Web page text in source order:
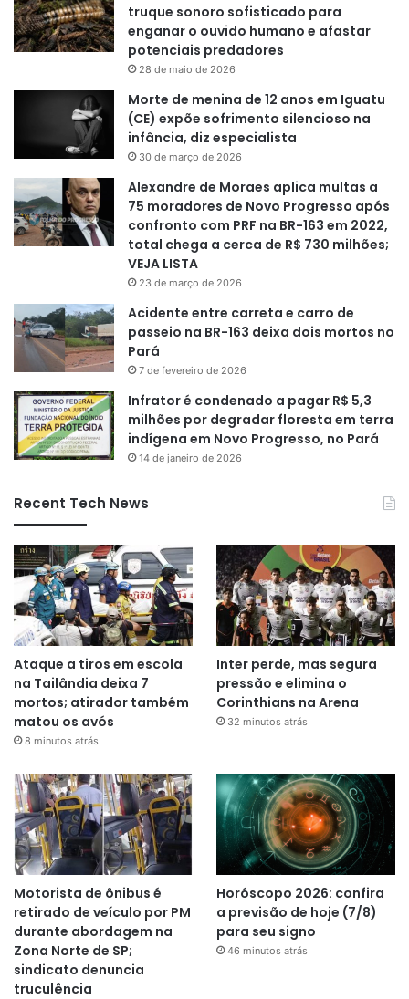
truque sonoro sofisticado para
enganar o ouvido humano e afastar
potenciais predadores
28 de maio de 2026
Morte de menina de 12 anos em Iguatu
(CE) expõe sofrimento silencioso na
infância, diz especialista
30 de março de 2026
Alexandre de Moraes aplica multas a
75 moradores de Novo Progresso após
confronto com PRF na BR-163 em 2022,
total chega a cerca de R$ 730 milhões;
VEJA LISTA
23 de março de 2026
Acidente entre carreta e carro de
passeio na BR-163 deixa dois mortos no
Pará
7 de fevereiro de 2026
Infrator é condenado a pagar R$ 5,3
milhões por degradar floresta em terra
indígena em Novo Progresso, no Pará
14 de janeiro de 2026
Recent Tech News
Ataque a tiros em escola
na Tailândia deixa 7
mortos; atirador também
matou os avós
8 minutos atrás
Inter perde, mas segura
pressão e elimina o
Corinthians na Arena
32 minutos atrás
Motorista de ônibus é
retirado de veículo por PM
durante abordagem na
Zona Norte de SP;
sindicato denuncia
truculência
Horóscopo 2026: confira
a previsão de hoje (7/8)
para seu signo
46 minutos atrás